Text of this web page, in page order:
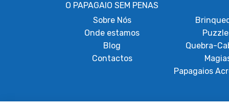
O PAPAGAIO SEM PENAS
Sobre Nós
Onde estamos
Blog
Contactos
Quebra-
Papagaios